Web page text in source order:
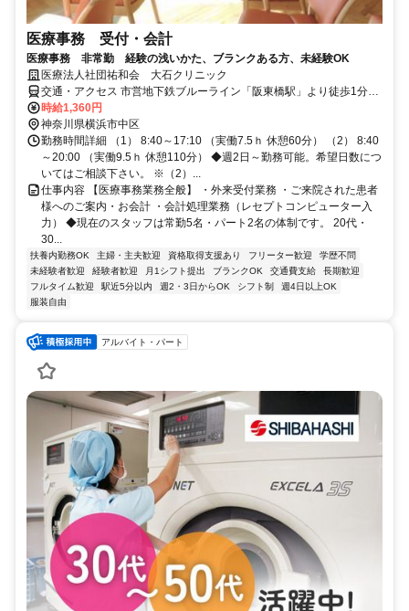
医療事務 受付・会計
医療事務 非常勤 経験の浅いかた、ブランクある方、未経験OK
医療法人社団祐和会 大石クリニック
交通・アクセス 市営地下鉄ブルーライン「阪東橋駅」より徒歩1分、
京浜急行「黄金町駅」より徒歩6分
時給1,360円
神奈川県横浜市中区
勤務時間詳細 （1） 8:40～17:10 （実働7.5ｈ 休憩60分） （2） 8:40
～20:00 （実働9.5ｈ 休憩110分） ◆週2日～勤務可能。希望日数につ
いてはご相談下さい。 ※（2）...
仕事内容 【医療事務業務全般】 ・外来受付業務 ・ご来院された患者
様へのご案内・お会計 ・会計処理業務（レセプトコンピューター入
力） ◆現在のスタッフは常勤5名・パート2名の体制です。 20代・
30...
扶養内勤務OK 主婦・主夫歓迎 資格取得支援あり フリーター歓迎
学歴不問
未経験者歓迎
経験者歓迎 月1シフト提出 ブランクOK 交通費支給
長期歓迎
フルタイム歓迎
駅近5分以内 週2・3日からOK シフト制
週4日以上OK
服装自由
アルバイト・パート